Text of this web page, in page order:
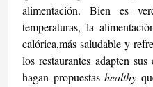
alimentación. Bien es
temperaturas, la
calórica,más saludable y
los restaurantes adapten
hagan propuestashealthy